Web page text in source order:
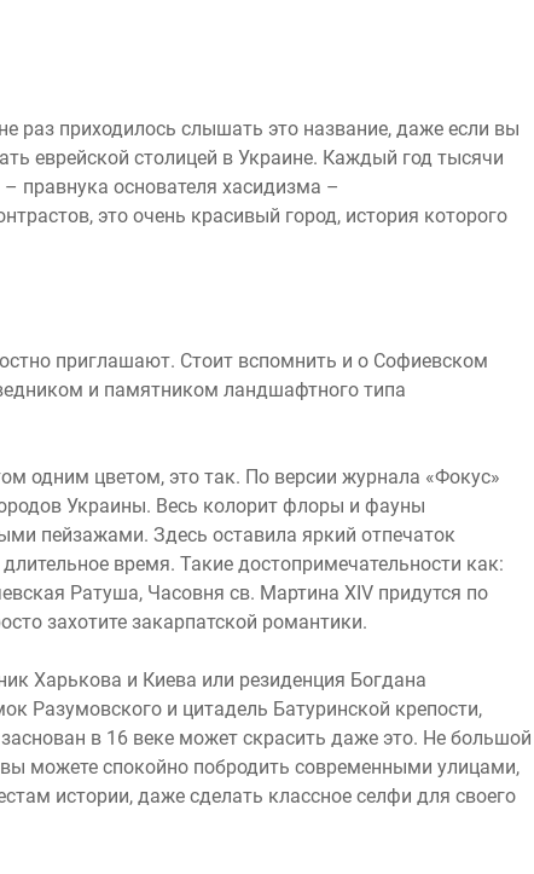
раз приходилось слышать это название, даже если вы
еврейской столицей в Украине. Каждый год тысячи
правнука основателя хасидизма –
это очень красивый город, история которого
приглашают. Стоит вспомнить и о Софиевском
и памятником ландшафтного типа
одним цветом, это так. По версии журнала «Фокус»
Украины. Весь колорит флоры и фауны
пейзажами. Здесь оставила яркий отпечаток
время. Такие достопримечательности как:
Ратуша, Часовня св. Мартина ХІV придутся по
захотите закарпатской романтики.
Харькова и Киева или резиденция Богдана
Разумовского и цитадель Батуринской крепости,
в 16 веке может скрасить даже это. Не большой
можете спокойно побродить современными улицами,
истории, даже сделать классное селфи для своего